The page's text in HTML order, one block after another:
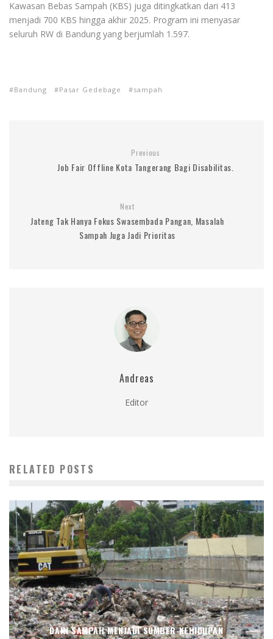
Kawasan Bebas Sampah (KBS) juga ditingkatkan dari 413
menjadi 700 KBS hingga akhir 2025. Program ini menyasar
seluruh RW di Bandung yang berjumlah 1.597.
Bandung Pasar Gedebage sampah
Previous
Job Fair Offline Kota Tangerang Bagi Disabilitas.
Next
Jateng Tak Hanya Fokus Swasembada Pangan, Masalah
Sampah Juga Jadi Prioritas
Andreas
Editor
RELATED POSTS
DARI SAMPAH MENJADI SUMBER KEHIDUPAN